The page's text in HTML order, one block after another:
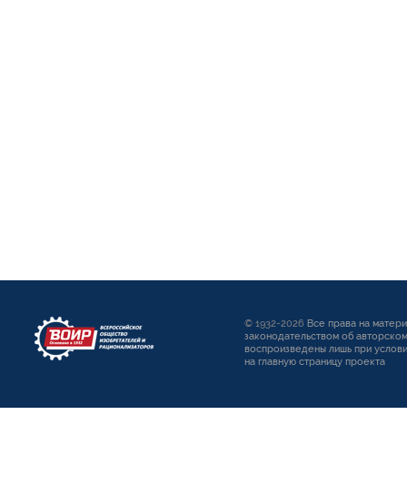
© 1932-2026 Все права на
законодательством об
воспроизведены лишь при
на главную страницу проекта